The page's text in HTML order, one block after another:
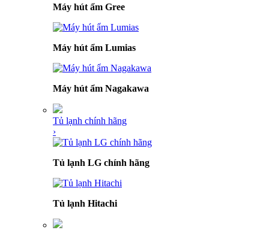
Máy hút ẩm Gree
Máy hút ẩm Lumias
Máy hút ẩm Nagakawa
Tủ lạnh chính hãng
›
Tủ lạnh LG chính hãng
Tủ lạnh Hitachi